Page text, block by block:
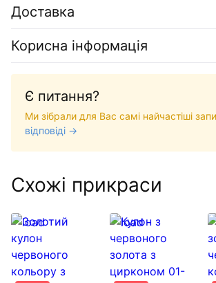
Доставка
Корисна інформація
Є питання?
Ми зібрали для Вас самі найчастіші
відповіді →
Схожі прикраси